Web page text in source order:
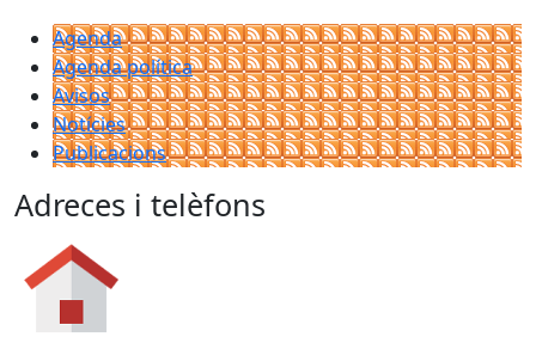
Agenda
Agenda política
Avisos
Notícies
Publicacions
Adreces i telèfons